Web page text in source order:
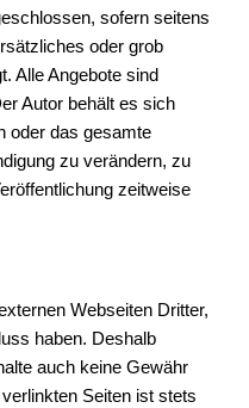
sofern seitens
oder grob
Alle Angebote sind
Autor behält es sich
oder das gesamte
zu verändern, zu
zeitweise
Webseiten Dritter,
haben. Deshalb
auch keine Gewähr
Seiten ist stets